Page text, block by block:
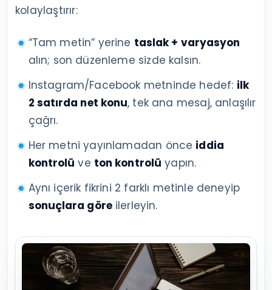
kolaylaştırır:
“Tam metin” yerine taslak + varyasyon
alın; son düzenleme sizde kalsın.
Instagram/Facebook metninde hedef: ilk
2 satırda net konu, tek ana mesaj, anlaşılır
çağrı.
Her metni yayınlamadan önce iddia
kontrolü ve ton kontrolü yapın.
Aynı içerik fikrini 2 farklı metinle deneyip
sonuçlara göreilerleyin.